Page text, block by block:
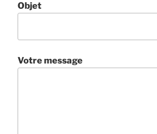
Objet
Votre message